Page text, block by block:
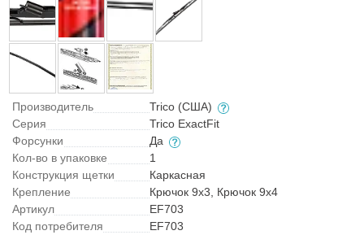
Производитель
Trico (США)
Серия
Trico ExactFit
Форсунки
Да
Кол-во в упаковке
1
Конструкция щетки
Каркасная
Крепление
Крючок 9x3, Крючок 9x4
Артикул
EF703
Код потребителя
EF703